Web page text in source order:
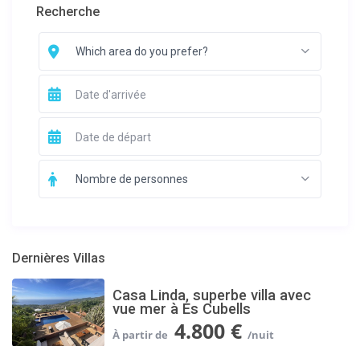
Recherche
Which area do you prefer?
Nombre de personnes
Dernières Villas
Casa Linda, superbe villa avec
vue mer à Es Cubells
4.800 €